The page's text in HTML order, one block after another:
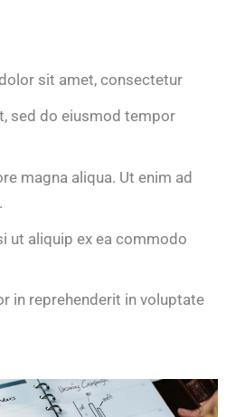
sit amet, consectetur
sed do eiusmod tempor
magna aliqua. Ut enim ad
ut aliquip ex ea commodo
in reprehenderit in voluptate